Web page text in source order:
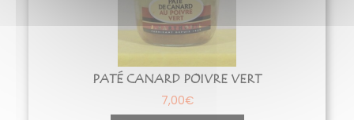
PATÉ CANARD POIVRE VERT
7,00€